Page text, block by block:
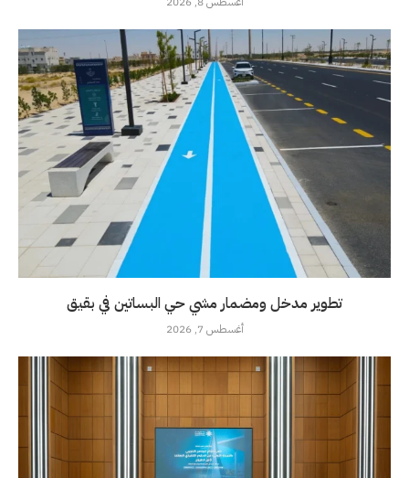
تطوير مدخل ومضمار مشي حي البساتين في بقيق
أغسطس 7, 2026